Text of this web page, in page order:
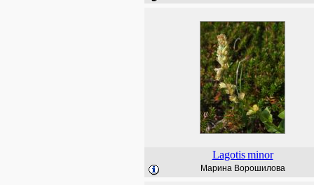
Lagotis minor
Марина Ворошилова